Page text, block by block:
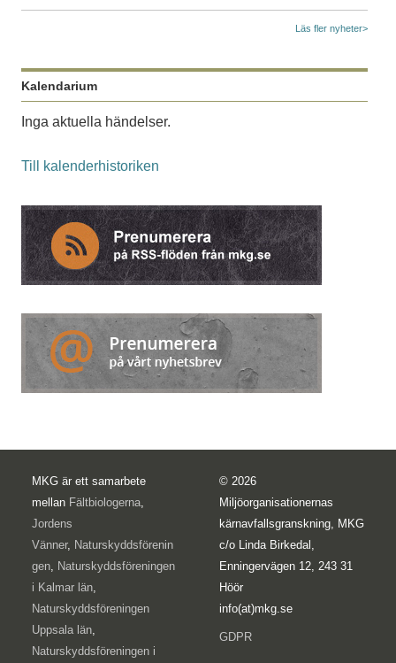
Läs fler nyheter>
Kalendarium
Inga aktuella händelser.
Till kalenderhistoriken
MKG är ett samarbete
mellan Fältbiologerna,
Jordens
Vänner, Naturskyddsförenin
gen, Naturskyddsföreningen
i Kalmar län,
Naturskyddsföreningen
Uppsala län,
Naturskyddsföreningen i
© 2026
Miljöorganisationernas
kärnavfallsgranskning, MKG
c/o Linda Birkedal,
Enningervägen 12, 243 31
Höör
info(at)mkg.se
GDPR